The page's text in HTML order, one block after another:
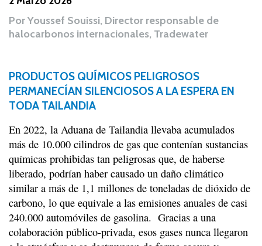
PorYoussef Souissi, Director responsable de
halocarbonos internacionales, Tradewater
PRODUCTOS QUÍMICOS PELIGROSOS
PERMANECÍAN SILENCIOSOS A LA ESPERA EN
TODA TAILANDIA
En 2022, la Aduana de Tailandia llevaba acumulados
más de 10.000 cilindros de gas que contenían sustancias
químicas prohibidas tan peligrosas que, de haberse
liberado, podrían haber causado un daño climático
similar a más de 1,1 millones de toneladas de dióxido de
carbono, lo que equivale a las emisiones anuales de casi
240.000 automóviles de gasolina. Gracias a una
colaboración público-privada, esos gases nunca llegaron